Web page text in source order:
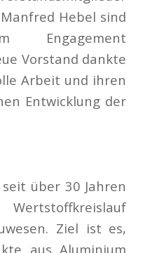
Hebel sind
Engagement
Vorstand dankte
Arbeit und ihren
Entwicklung der
über 30 Jahren
Wertstoffkreislauf
Ziel ist es,
aus Aluminium